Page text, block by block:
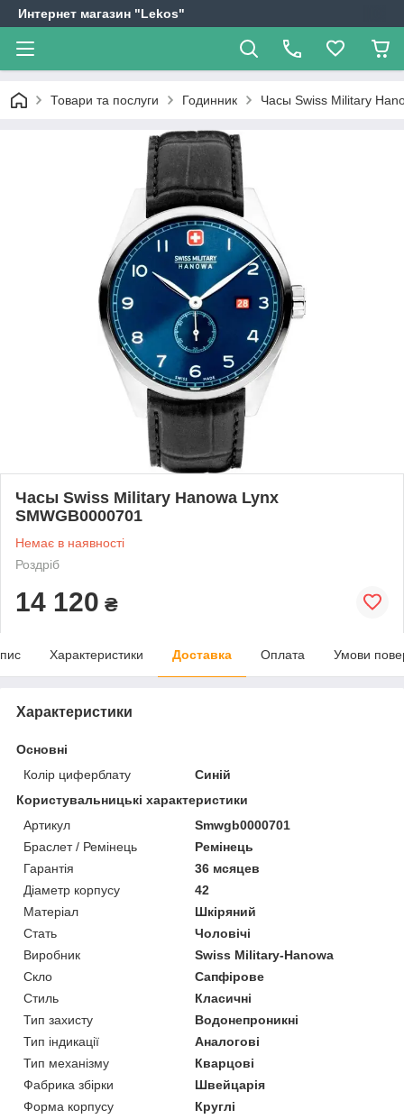
Интернет магазин "Lekos"
Товари та послуги Годинник Часы Swiss Military
Часы Swiss Military Hanowa Lynx
SMWGB0000701
Немає в наявності
Роздріб
14 120 ₴
Характеристики Доставка Оплата Умови
Характеристики
Основні
Колір циферблату
Синій
Користувальницькі характеристики
Артикул
Smwgb0000701
Браслет / Ремінець
Ремінець
Гарантія
36 мсяцев
Діаметр корпусу
42
Матеріал
Шкіряний
Стать
Чоловічі
Виробник
Swiss Military-Hanowa
Скло
Сапфірове
Стиль
Класичні
Тип захисту
Водонепроникні
Тип індикації
Аналогові
Тип механізму
Кварцові
Фабрика збірки
Швейцарія
Форма корпусу
Круглі